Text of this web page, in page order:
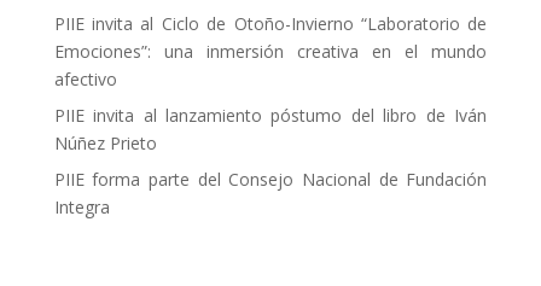
PIIE invita al Ciclo de Otoño-Invierno “Laboratorio de
Emociones”: una inmersión creativa en el mundo
afectivo
PIIE invita al lanzamiento póstumo del libro de Iván
Núñez Prieto
PIIE forma parte del Consejo Nacional de Fundación
Integra